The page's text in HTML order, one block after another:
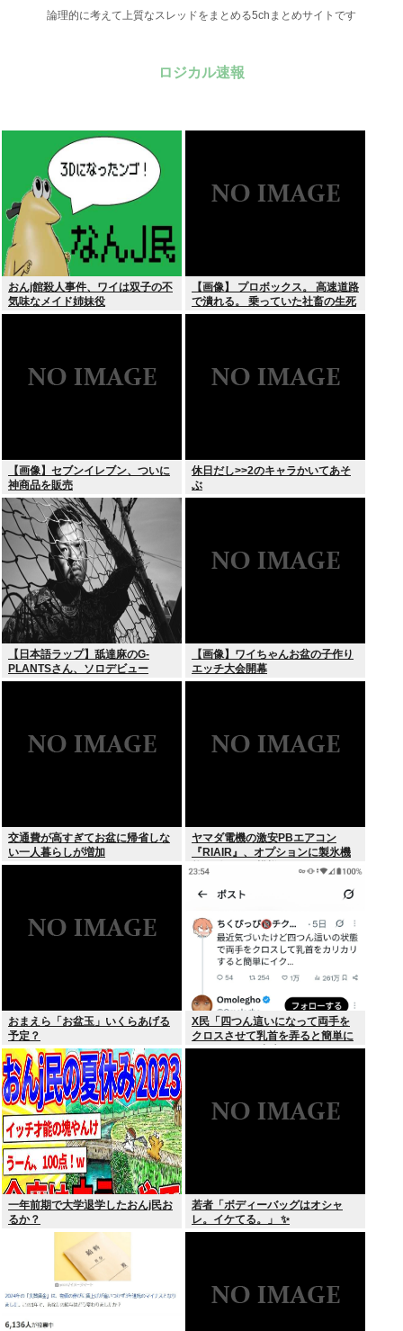
論理的に考えて上質なスレッドをまとめる5chまとめサイトです
ロジカル速報
おんj館殺人事件、ワイは双子の不
気味なメイド姉妹役
【画像】 プロボックス。 高速道路
で潰れる。 乗っていた社畜の生死
不明
【画像】セブンイレブン、ついに
神商品を販売
休日だし>>2のキャラかいてあそ
ぶ
【日本語ラップ】舐達麻のG-
PLANTSさん、ソロデビュー
【画像】ワイちゃんお盆の子作り
エッチ大会開幕
交通費が高すぎてお盆に帰省しな
い一人暮らしが増加
ヤマダ電機の激安PBエアコン
『RIAIR』、オプションに製氷機
能も付いてた模様www
おまえら「お盆玉」いくらあげる
予定？
X民「四つん這いになって両手を
クロスさせて乳首を弄ると簡単に
イケる」 これ出来ないヤツはゲイ
一年前期で大学退学したおんj民お
るか？
若者「ボディーバッグはオシャ
レ。イケてる。」 ✨